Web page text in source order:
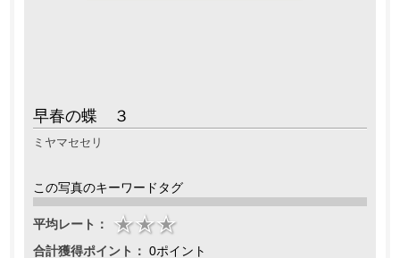
早春の蝶 ３
ミヤマセセリ
この写真のキーワードタグ
平均レート：
合計獲得ポイント： 0ポイント